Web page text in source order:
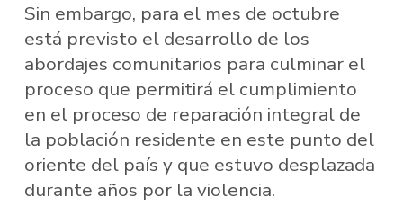
Sin embargo, para el mes de octubre
está previsto el desarrollo de los
abordajes comunitarios para culminar el
proceso que permitirá el cumplimiento
en el proceso de reparación integral de
la población residente en este punto del
oriente del país y que estuvo desplazada
durante años por la violencia.